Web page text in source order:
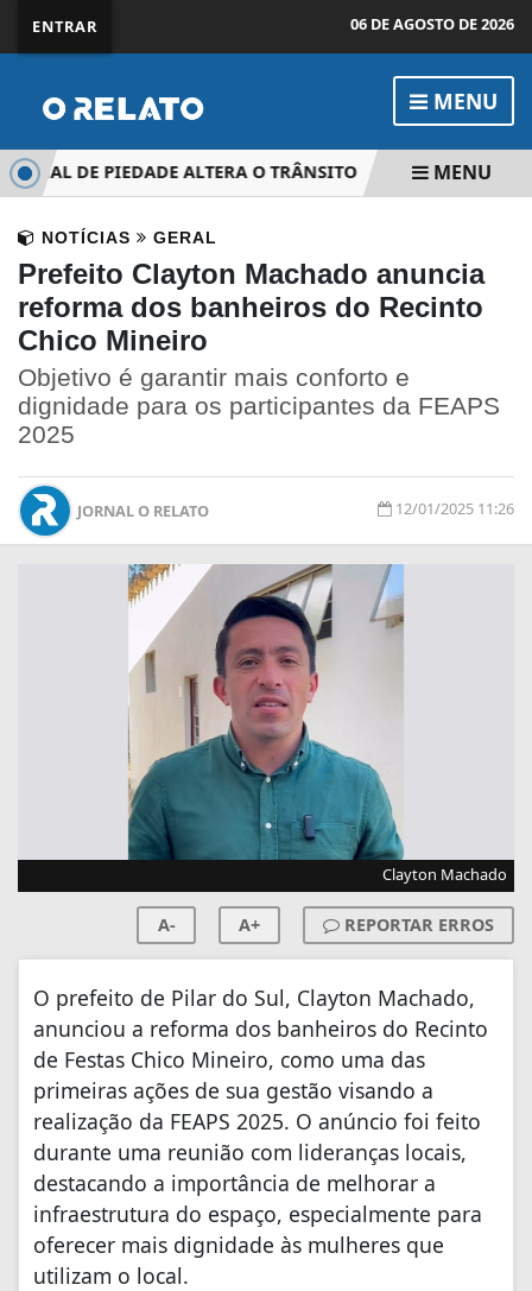
ENTRAR 06 DE AGOSTO DE 2026
MENU
DE PIEDADE ALTERA O TRÂNSITO SP CONCENTRA
MENU
NOTÍCIAS GERAL
Prefeito Clayton Machado anuncia
reforma dos banheiros do Recinto
Chico Mineiro
Objetivo é garantir mais conforto e
dignidade para os participantes da FEAPS
2025
JORNAL O RELATO 12/01/2025 11:26
Clayton Machado
A- A+ REPORTAR ERROS
O prefeito de Pilar do Sul, Clayton Machado,
anunciou a reforma dos banheiros do Recinto
de Festas Chico Mineiro, como uma das
primeiras ações de sua gestão visando a
realização da FEAPS 2025. O anúncio foi feito
durante uma reunião com lideranças locais,
destacando a importância de melhorar a
infraestrutura do espaço, especialmente para
oferecer mais dignidade às mulheres que
utilizam o local.